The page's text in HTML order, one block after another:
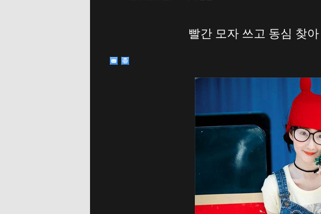
빨간 모자 쓰고 동심 찾